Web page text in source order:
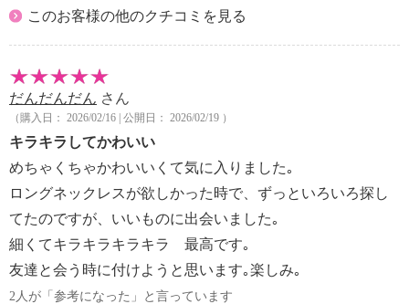
このお客様の他のクチコミを見る
だんだんだん さん
（購入日： 2026/02/16 | 公開日： 2026/02/19 ）
キラキラしてかわいい
めちゃくちゃかわいいくて気に入りました｡
ロングネックレスが欲しかった時で、ずっといろいろ探し
てたのですが、いいものに出会いました｡
細くてキラキラキラキラ 最高です｡
友達と会う時に付けようと思います｡楽しみ｡
2人が「参考になった」と言っています